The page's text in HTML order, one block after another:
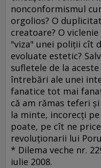
nonconformismul
orgolios? O
creatoare? O viclenie
"viza" unei poliţii cît
evoluate estetic?
sufletele de la aceste
întrebări ale unei
fanatice tot mai
că am rămas teferi
la minte, incorecţi
poate, pe cît ne
revoluţionarii lui
* Dilema veche nr.
iulie 2008.